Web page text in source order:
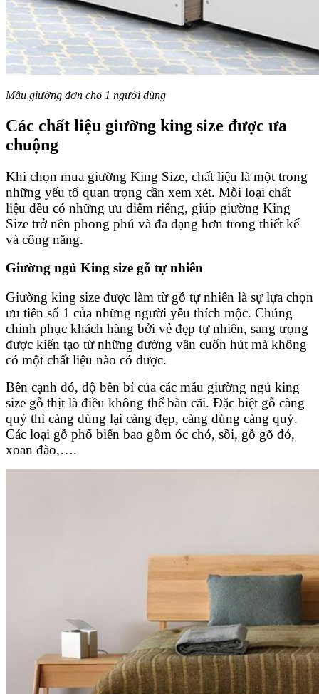
Mẫu giường đơn cho 1 người dùng
Các chất liệu giường king size được ưa
chuộng
Khi chọn mua giường King Size, chất liệu là một trong
những yếu tố quan trọng cần xem xét. Mỗi loại chất
liệu đều có những ưu điểm riêng, giúp giường King
Size trở nên phong phú và đa dạng hơn trong thiết kế
và công năng.
Giường ngủ King size gỗ tự nhiên
Giường king size được làm từ gỗ tự nhiên là sự lựa chọn
ưu tiên số 1 của những người yêu thích mộc. Chúng
chinh phục khách hàng bởi vẻ đẹp tự nhiên, sang trọng
được kiến tạo từ những đường vân cuốn hút mà không
có một chất liệu nào có được.
Bên cạnh đó, độ bền bỉ của các mẫu giường ngủ king
size gỗ thịt là điều không thể bàn cãi. Đặc biệt gỗ càng
quý thì càng dùng lại càng đẹp, càng dùng càng quý.
Các loại gỗ phổ biến bao gồm óc chó, sồi, gỗ gõ đỏ,
xoan đào,….